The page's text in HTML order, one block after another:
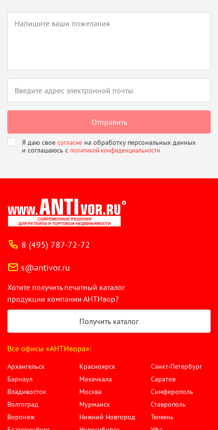
Я даю свое согласие на обработку персональных данных
и соглашаюсь с политикой конфиденциальности
8 (495) 787-72-72
s@antivor.ru
Хотите получить печатный каталог
продукции компании АНТИвор?
Получить каталог
Все офисы «АНТИвора»:
Архангельск
Барнаул
Владивосток
Волгоград
Воронеж
Красноярск
Махачкала
Москва
Мурманск
Нижний Новгород
Санкт-Петербург
Саратов
Симферополь
Ставрополь
Тюмень